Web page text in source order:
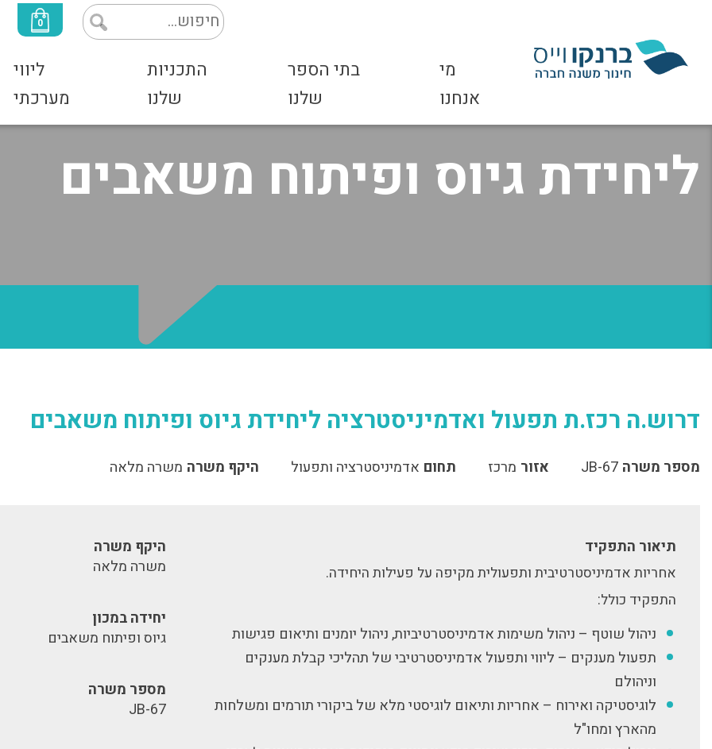
0
מי
אנחנו
בתי הספר
שלנו
התכניות
שלנו
ליווי
מערכתי
דרוש.ה רכז.ת תפעול
ליחידת גיוס ופיתוח משאבים
דרוש.ה רכז.ת תפעול ואדמיניסטרציה ליחידת גיוס ופיתוח משאבים
מספר משרה JB-67 אזור מרכז תחום אדמיניסטרציה ותפעול היקף משרה משרה מלאה
תיאור התפקיד
אחריות אדמיניסטרטיבית ותפעולית מקיפה על פעילות היחידה.
התפקיד כולל:
ניהול שוטף – ניהול משימות אדמיניסטרטיביות, ניהול יומנים ותיאום פגישות
תפעול מענקים – ליווי ותפעול אדמיניסטרטיבי של תהליכי קבלת מענקים
וניהולם
לוגיסטיקה ואירוח – אחריות ותיאום לוגיסטי מלא של ביקורי תורמים ומשלחות
מהארץ ומחו"ל
היקף משרה
משרה מלאה
יחידה במכון
גיוס ופיתוח משאבים
מספר משרה
JB-67